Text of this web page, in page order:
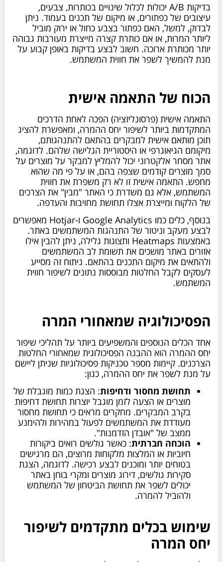
בדיקות A/B יכולות לכלול שינויים בכותרות, צבעים,
עיצובים של כפתורים, או מיקום של תכנים בעמוד. ניתן
לבדוק, למשל, האם כפתור בצבע כחול או ירוק מוביל
ליותר המרות, או אם כותרת קצרה מייצרת מעורבות גבוהה
יותר מכותרת ארוכה. חשוב לבצע בדיקות באופן קבוע על
מנת להמשיך לשפר את חווית המשתמש.
הכוח של התאמה אישית
התאמה אישית (פרסונליזציה) הפכה לאחת הדרכים
המתקדמות ביותר לשיפור יחס ההמרה, ומאפשרת להציג
תוכן מותאם אישית למבקרים בהתאם להתנהגותם,
מיקומם הגיאוגרפי או היסטוריית הגלישה שלהם. לדוגמה,
אתר מסחר אלקטרוני יכול להמליץ למבקר על מוצרים על
סמך מוצרים קודמים שצפה בהם, או על פי מה שהוא
מחפש. התאמה אישית זו לא רק משפרת את חווית
המשתמש, אלא גם משדרת כי האתר "מבין" את הצרכים
של הלקוח ומייצרת אצלו תחושת מחויבות והעדפה.
בנוסף, כלים כמו Google Analytics ו-Hotjar מאפשרים
לבצע מעקב וניטור של התנהגות המשתמשים באתר.
באמצעות Heatmaps ותצוגות גלילה, ניתן להבין אילו
אזורים באתר מושכים את תשומת לב המשתמשים
ולהתאים את מיקום התכנים בהתאם. ניתוח זה מסייע
לעסקים לקבל החלטות מבוססות נתונים לשיפור חווית
המשתמש.
הפסיכולוגיה שמאחורי המרה
אחד הכלים הנוספים והמשפיעים ביותר על תהליכי שיפור
יחס ההמרה הוא ההבנה הפסיכולוגית שמאחורי החלטות
הצרכנים. קיימות מספר טכניקות פסיכולוגיות שניתן ליישם
על מנת לשפר את יחס ההמרה, כגון:
תחושת מחסור ודחיפות: הצגת כמות מוגבלת של
מוצרים או הצעה לזמן מוגבל יוצרות תחושת דחיפות
בקרב המבקרים. מחקרים מראים כי תחושת מחסור
מעודדת את המשתמשים לפעול במהירות ולהימנע
ממצב של "אובדן הזדמנות".
הוכחה חברתית: כאשר גולשים רואים ביקורות
חיוביות או המלצות מלקוחות מרוצים, הם מרגישים
בטוחים יותר ומוכנים לבצע רכישה. לדוגמה, הצגת
סקירות גולשים, דירוג מוצרים ומקרי בוחן באתר
יכולים לשפר את תחושת הביטחון של המשתמש
ולהוביל להמרה.
שימוש בכלים מתקדמים לשיפור
יחס המרה